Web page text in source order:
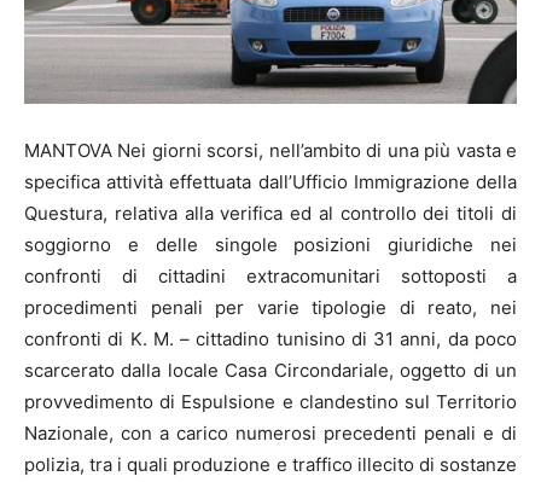
MANTOVA Nei giorni scorsi, nell’ambito di una più vasta e
specifica attività effettuata dall’Ufficio Immigrazione della
Questura, relativa alla verifica ed al controllo dei titoli di
soggiorno e delle singole posizioni giuridiche nei
confronti di cittadini extracomunitari sottoposti a
procedimenti penali per varie tipologie di reato, nei
confronti di K. M. – cittadino tunisino di 31 anni, da poco
scarcerato dalla locale Casa Circondariale, oggetto di un
provvedimento di Espulsione e clandestino sul Territorio
Nazionale, con a carico numerosi precedenti penali e di
polizia, tra i quali produzione e traffico illecito di sostanze